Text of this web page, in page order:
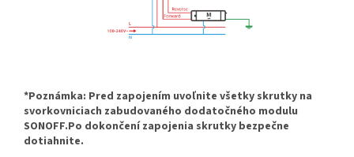
*Poznámka: Pred zapojením uvoľnite všetky skrutky na
svorkovniciach zabudovaného dodatočného modulu
SONOFF.Po dokončení zapojenia skrutky bezpečne
dotiahnite.